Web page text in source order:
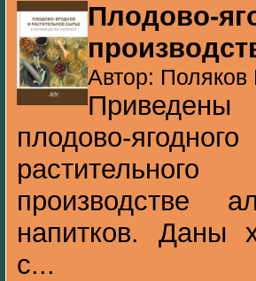
Плодово-
Автор:
плодово-
производстве
напитков. Даны
с...